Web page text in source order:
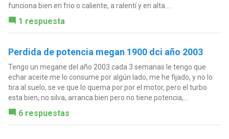
funciona bien en frio o caliente, a ralentí y en alta....
1 respuesta
Perdida de potencia megan 1900 dci año 2003
Tengo un megane del año 2003 cada 3 semanas le tengo que
echar aceite me lo consume por algún lado, me he fijado, y no lo
tira al suelo, se ve que lo quema por por el motor, pero el turbo
esta bien, no silva, arranca bien pero no tiene potencia,...
6 respuestas